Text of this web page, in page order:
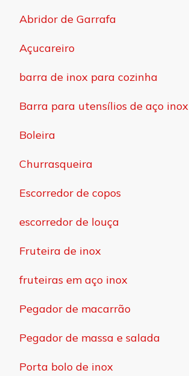
Abridor de Garrafa
Açucareiro
barra de inox para cozinha
Barra para utensílios de aço inox
Boleira
Churrasqueira
Escorredor de copos
escorredor de louça
Fruteira de inox
fruteiras em aço inox
Pegador de macarrão
Pegador de massa e salada
Porta bolo de inox